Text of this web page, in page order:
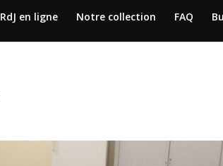
RdJ en ligne Notre collection FAQ